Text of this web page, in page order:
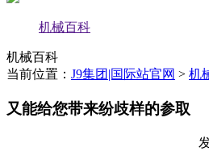
机械百科
机械百科
当前位置： J9集团|国际站官网 > 机
又能给您带来纷歧样的参取